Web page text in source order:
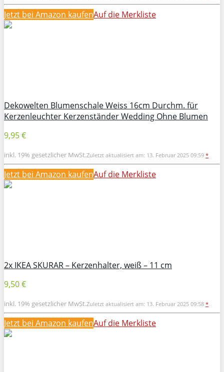
Jetzt bei Amazon kaufenAuf die Merkliste
Dekowelten Blumenschale Weiss 16cm Durchm. für
Kerzenleuchter Kerzenständer Wedding Ohne Blumen
9,95 €
inkl. 19% gesetzlicher MwSt.Zuletzt aktualisiert am: 13. Februar 2025 09:59 *
Jetzt bei Amazon kaufenAuf die Merkliste
2x IKEA SKURAR – Kerzenhalter, weiß – 11 cm
9,50 €
inkl. 19% gesetzlicher MwSt.Zuletzt aktualisiert am: 13. Februar 2025 09:58 *
Jetzt bei Amazon kaufenAuf die Merkliste